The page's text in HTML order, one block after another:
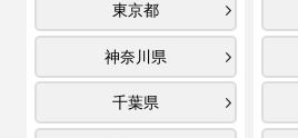
東京都
神奈川県
千葉県